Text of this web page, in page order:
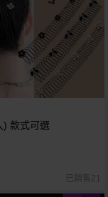
) 款式可選
已銷售21